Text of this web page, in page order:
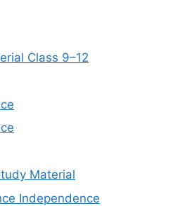
Class 9–12
Material
Independence